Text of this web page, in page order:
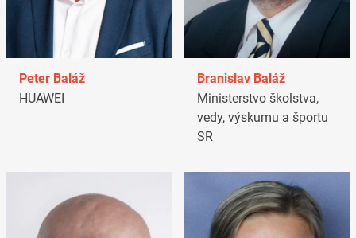
Peter Baláž
HUAWEI
Branislav Baláž
Ministerstvo školstva,
vedy, výskumu a športu
SR